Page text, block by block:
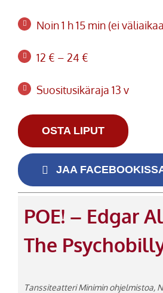
Noin 1 h 15 min (ei
12 € – 24 €
Suositusikäraja 13 v
OSTA LIPUT
JAA
POE! – Edgar
The
Tanssiteatteri Minimin ohjelmistoa,